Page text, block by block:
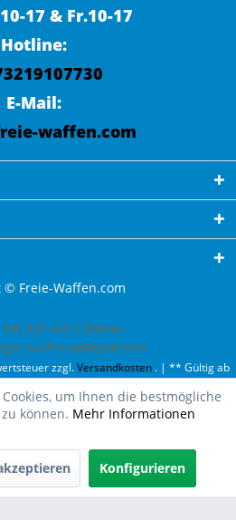
17 & Fr.10-17
Hotline:
E-Mail:
waffen.com
© Freie-Waffen.com
hat 4,87von 5Sternen
auf ProvenExpert.com
zzgl.Versandkosten . | ** Gültig ab
Kunde. | *** Innerhalb Deutschland,
Ländern finden Sie unterVersandkosten
um Ihnen die bestmögliche
können. Mehr Informationen
Konfigurieren